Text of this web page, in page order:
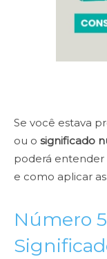
Se você estava
ou o significado
poderá entender
e como aplicar
Número